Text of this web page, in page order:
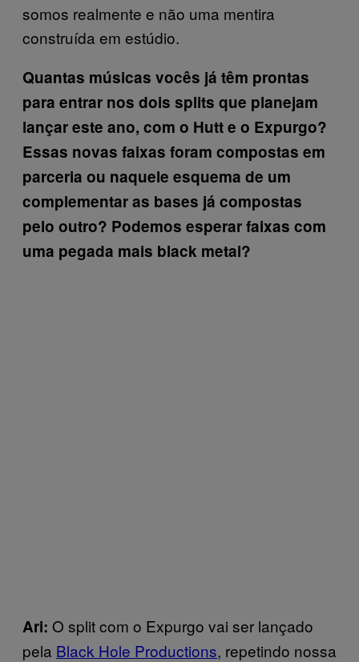
somos realmente e não uma mentira
construída em estúdio.
Quantas músicas vocês já têm prontas
para entrar nos dois splits que planejam
lançar este ano, com o Hutt e o Expurgo?
Essas novas faixas foram compostas em
parceria ou naquele esquema de um
complementar as bases já compostas
pelo outro? Podemos esperar faixas com
uma pegada mais black metal?
Ari: O split com o Expurgo vai ser lançado
pela Black Hole Productions, repetindo nossa